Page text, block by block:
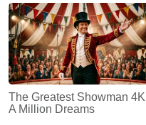
The Greatest Showman 4K |
A Million Dreams